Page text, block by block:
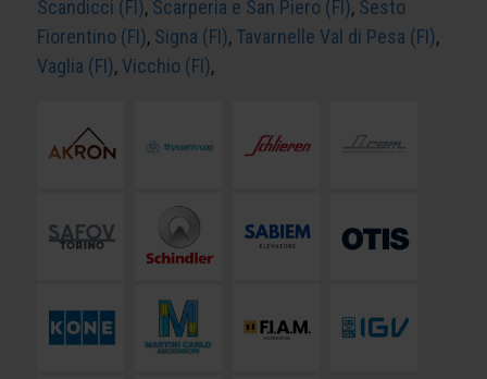
Scandicci (FI), Scarperia e San Piero (FI), Sesto
Fiorentino (FI), Signa (FI), Tavarnelle Val di Pesa (FI),
Vaglia (FI), Vicchio (FI),